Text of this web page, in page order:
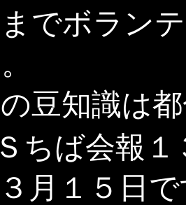
でボラン
豆知識は
ちば会報１
月１５日